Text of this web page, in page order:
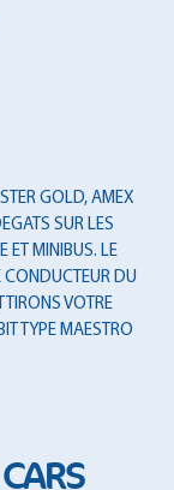
GOLD, AMEX
SUR LES
ET MINIBUS. LE
CONDUCTEUR DU
VOTRE
TYPE MAESTRO